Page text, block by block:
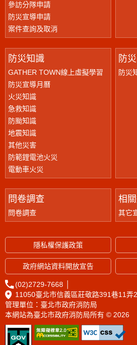
參訪分隊申請
防災宣導申請
案件查詢及取消
防災知識
GATHER TOWN線上虛擬學習
防災宣導月曆
火災知識
急救知識
防颱知識
地震知識
其他災害
防範鋰電池火災
電動車火災
防
防災
問卷調查
問卷調查
相
其它
隱私權保護政策
政府網站資料開放宣告
(02)2729-7668
11050臺北市信義區莊敬路391巷11弄
管理單位：臺北市政府消防局
本網站為臺北市政府消防局所有 © 2026